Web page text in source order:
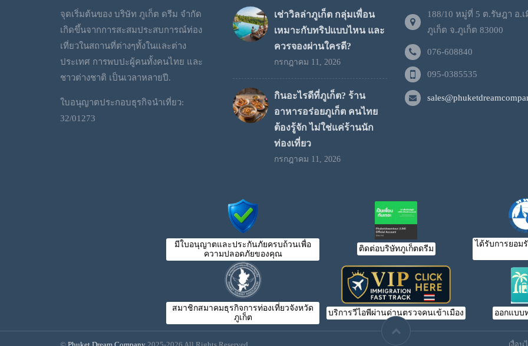
จุดเริ่มต้นของ บริษัท ภูเก็ต ดรีม จำกัด
เกิดขึ้นจากการสะสมประสบการณ์ท่อง
เที่ยวในสถานที่ต่างๆทั้งในและต่าง
ประเทศ การพบปะผู้คนทั้งคนไทย และ
ชาวต่างชาติ เป็นเวลาหลายปี.
ใบอนุญาตประกอบธุรกิจนำเที่ยว:
32/01273
เช่าวิลล่าภูเก็ต กลุ่มเพื่อน
เหมาะกับทริปแบบไหน และ
ควรจองผ่านใครดี?
กรกฎาคม 11, 2026
กินอะไรดีที่ภูเก็ต? ร้าน
อาหารอร่อยภูเก็ต คนไทย
ต้องรู้จัก ไม่ใช่แค่ร้านนัก
ท่องเที่ยว
กรกฎาคม 11, 2026
188/10 หมู่ที่ 5 ต.รัษฎา อ.เ
ภูเก็ต จ.ภูเก็ต 83000
076-608840
095-0385535
มีใบอนุญาตและประกันภัยครบถ้วนเพื่อ
ความปลอดภัยของคุณ
ติดต่อบริษัทภูเก็ตดรีม
ได้รับการยอม
สมาชิกสมาคมธุรกิจการท่องเที่ยวจังหวัด
ภูเก็ต
บริการวีไอพีผ่านด่านตรวจคนเข้าเมือง ออกแบบ